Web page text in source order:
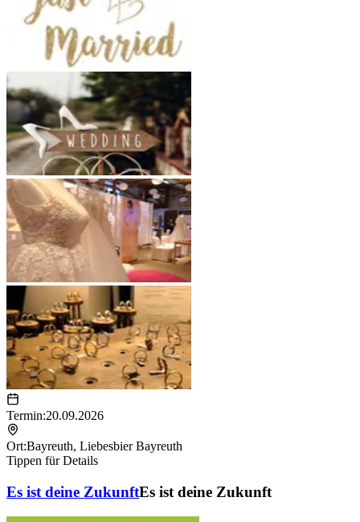
Termin:20.09.2026
Ort:Bayreuth, Liebesbier Bayreuth
Tippen für Details
Es ist deine ZukunftEs ist deine Zukunft